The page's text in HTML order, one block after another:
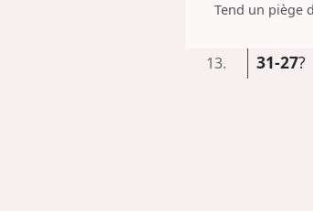
Tend un piège
13. 31-27?